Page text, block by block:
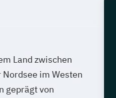
Land zwischen
im Westen
geprägt von